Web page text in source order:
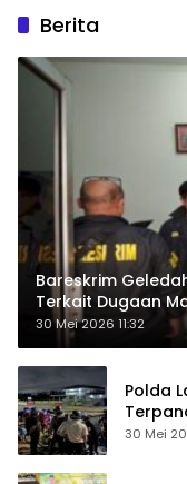
Berita
Bareskrim
Terkait Dugaan
30 Mei 2026 11:32
Polda
30 Mei